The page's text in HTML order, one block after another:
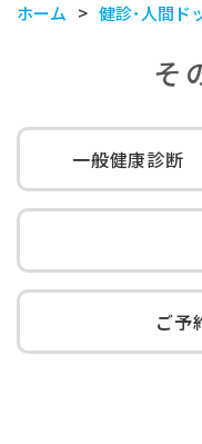
ホーム 健診･人間ド
そ
一般健康診断
ご予